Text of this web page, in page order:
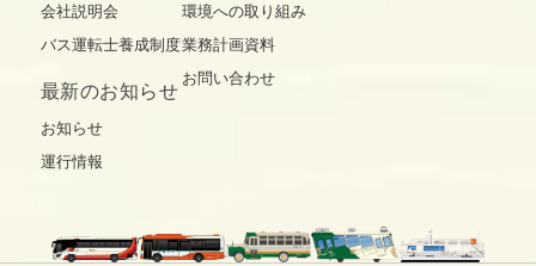
会社説明会
バス運転士養成制度
最新のお知らせ
お知らせ
運行情報
環境への取り組み
業務計画資料
お問い合わせ